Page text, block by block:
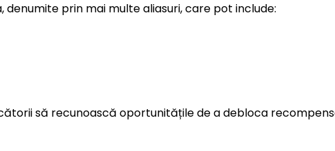
prin mai multe aliasuri, care pot include:
să recunoască oportunitățile de a debloca